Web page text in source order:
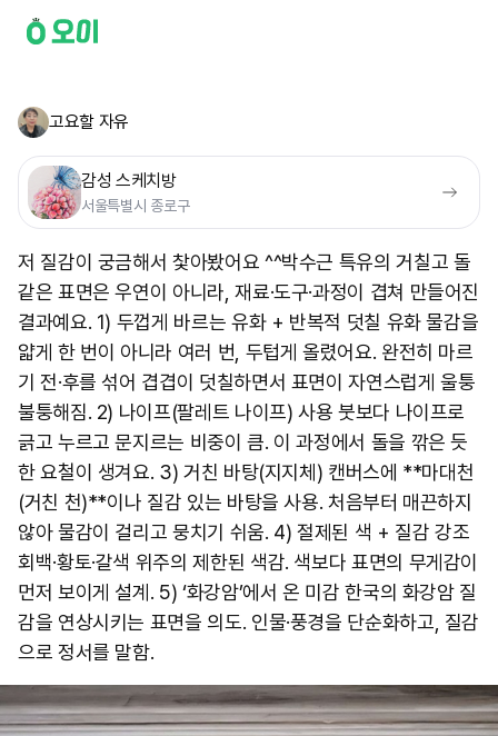
고요할 자유
감성 스케치방
서울특별시 종로구
저 질감이 궁금해서 찿아봤어요 ^^ ​박수근 특유의 거칠고 돌
같은 표면은 우연이 아니라, 재료·도구·과정이 겹쳐 만들어진
결과예요. 1) 두껍게 바르는 유화 + 반복적 덧칠 유화 물감을
얇게 한 번이 아니라 여러 번, 두텁게 올렸어요. 완전히 마르
기 전·후를 섞어 겹겹이 덧칠하면서 표면이 자연스럽게 울퉁
불퉁해짐. 2) 나이프(팔레트 나이프) 사용 붓보다 나이프로
긁고 누르고 문지르는 비중이 큼. 이 과정에서 돌을 깎은 듯
한 요철이 생겨요. 3) 거친 바탕(지지체) 캔버스에 **마대천
(거친 천)**이나 질감 있는 바탕을 사용. 처음부터 매끈하지
않아 물감이 걸리고 뭉치기 쉬움. 4) 절제된 색 + 질감 강조
회백·황토·갈색 위주의 제한된 색감. 색보다 표면의 무게감이
먼저 보이게 설계. 5) ‘화강암’에서 온 미감 한국의 화강암 질
감을 연상시키는 표면을 의도. 인물·풍경을 단순화하고, 질감
으로 정서를 말함.